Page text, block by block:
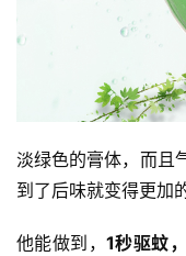
淡绿色的膏体，而且
到了后味就变得更加
他能做到， 1秒驱蚊